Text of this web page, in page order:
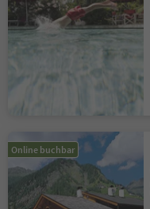
Online buchbar